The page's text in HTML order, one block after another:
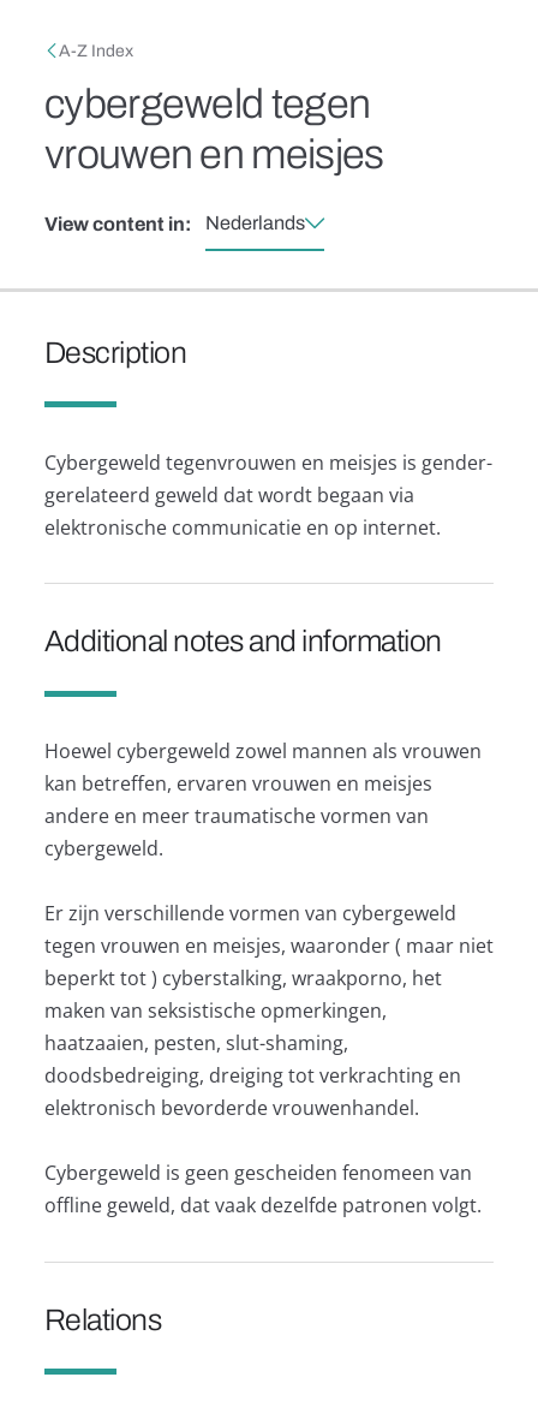
Breadcrumb
A-Z Index
cybergeweld tegen
vrouwen en meisjes
View content in: Nederlands
Description
Cybergeweld tegenvrouwen en meisjes is gender-
gerelateerd geweld dat wordt begaan via
elektronische communicatie en op internet.
Additional notes and information
Hoewel cybergeweld zowel mannen als vrouwen
kan betreffen, ervaren vrouwen en meisjes
andere en meer traumatische vormen van
cybergeweld.
Er zijn verschillende vormen van cybergeweld
tegen vrouwen en meisjes, waaronder ( maar niet
beperkt tot ) cyberstalking, wraakporno, het
maken van seksistische opmerkingen,
haatzaaien, pesten, slut-shaming,
doodsbedreiging, dreiging tot verkrachting en
elektronisch bevorderde vrouwenhandel.
Cybergeweld is geen gescheiden fenomeen van
offline geweld, dat vaak dezelfde patronen volgt.
Relations